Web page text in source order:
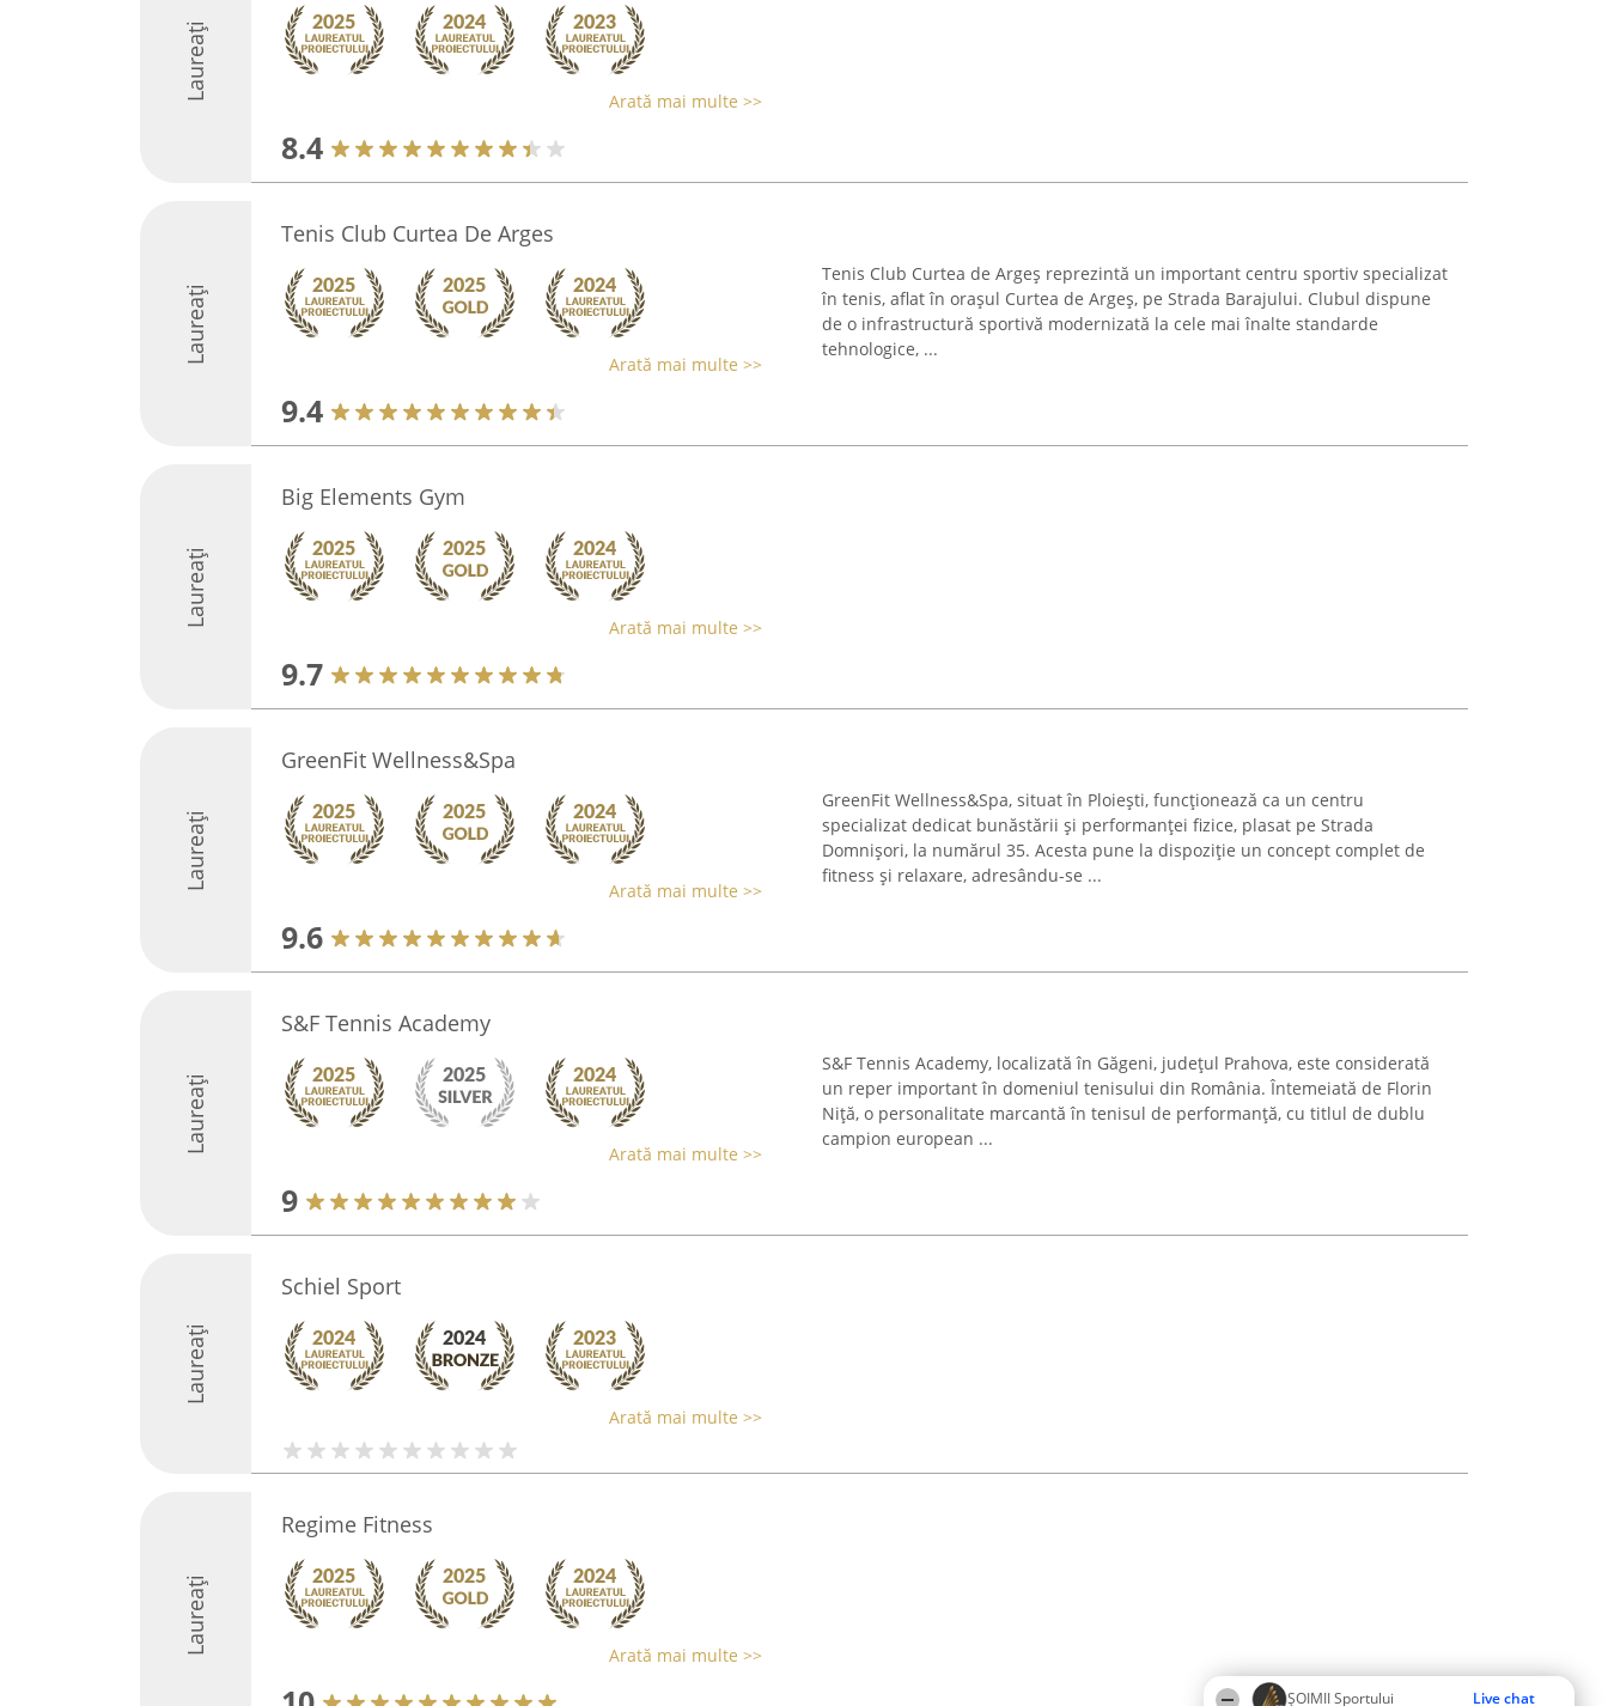
ȘOIMII Sportului Live chat
Laureați Arată mai multe >>
8.4
Laureați
Tenis Club Curtea De Arges
Arată mai multe >>
9.4
Tenis Club Curtea de Argeș reprezintă un important centru sportiv specializat
în tenis, aflat în orașul Curtea de Argeș, pe Strada Barajului. Clubul dispune
de o infrastructură sportivă modernizată la cele mai înalte standarde
tehnologice, ...
Laureați
Big Elements Gym
Arată mai multe >>
9.7
Laureați
GreenFit Wellness&Spa
Arată mai multe >>
9.6
GreenFit Wellness&Spa, situat în Ploiești, funcționează ca un centru
specializat dedicat bunăstării și performanței fizice, plasat pe Strada
Domnișori, la numărul 35. Acesta pune la dispoziție un concept complet de
fitness și relaxare, adresându-se ...
Laureați
S&F Tennis Academy
Arată mai multe >>
9
S&F Tennis Academy, localizată în Găgeni, județul Prahova, este considerată
un reper important în domeniul tenisului din România. Întemeiată de Florin
Niță, o personalitate marcantă în tenisul de performanță, cu titlul de dublu
campion european ...
Laureați
Schiel Sport
Arată mai multe >>
Laureați
Regime Fitness
Arată mai multe >>